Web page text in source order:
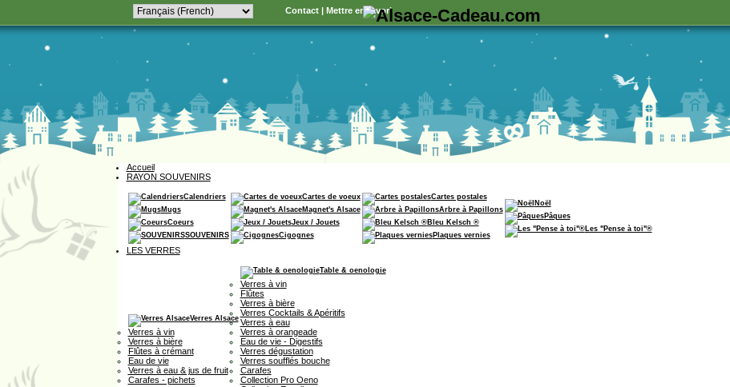
Contact | Mettre en favori
Accueil
RAYON SOUVENIRS
Calendriers
Mugs
Coeurs
SOUVENIRS
Cartes de voeux
Magnet's Alsace
Jeux / Jouets
Cigognes
Cartes postales
Arbre à Papillons
Bleu Kelsch ®
Plaques vernies
Noël
Pâques
Les "Pense à toi"®
LES VERRES
Verres Alsace
Verres à vin
Verres à bière
Flûtes à crémant
Eau de vie
Verres à eau & jus de fruit
Carafes - pichets
Table & oenologie
Verres à vin
Flûtes
Verres à bière
Verres Cocktails & Apéritifs
Verres à eau
Verres à orangeade
Eau de vie - Digestifs
Verres dégustation
Verres soufflés bouche
Carafes
Collection Pro Oeno